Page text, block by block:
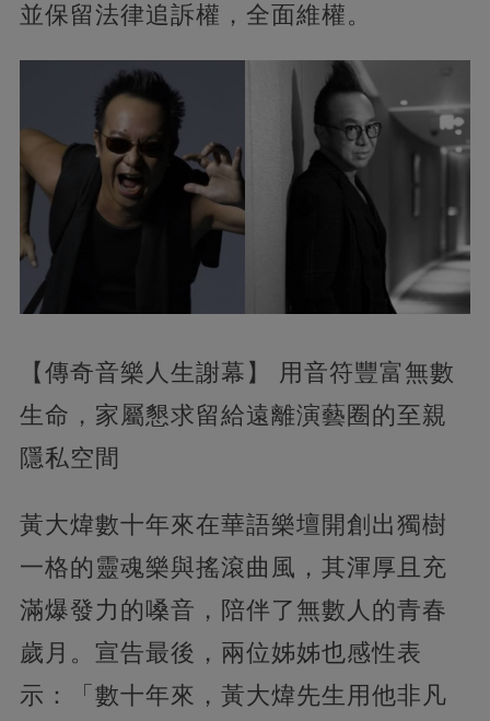
並保留法律追訴權，全面維權。
【傳奇音樂人生謝幕】 用音符豐富無數
生命，家屬懇求留給遠離演藝圈的至親
隱私空間
黃大煒數十年來在華語樂壇開創出獨樹
一格的靈魂樂與搖滾曲風，其渾厚且充
滿爆發力的嗓音，陪伴了無數人的青春
歲月。宣告最後，兩位姊姊也感性表
示：「數十年來，黃大煒先生用他非凡